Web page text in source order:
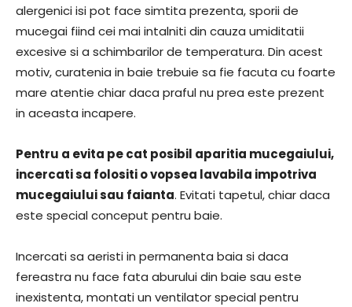
alergenici isi pot face simtita prezenta, sporii de
mucegai fiind cei mai intalniti din cauza umiditatii
excesive si a schimbarilor de temperatura. Din acest
motiv, curatenia in baie trebuie sa fie facuta cu foarte
mare atentie chiar daca praful nu prea este prezent
in aceasta incapere.
Pentru a evita pe cat posibil aparitia mucegaiului,
incercati sa folositi o vopsea lavabila impotriva
mucegaiului sau faianta. Evitati tapetul, chiar daca
este special conceput pentru baie.
Incercati sa aeristi in permanenta baia si daca
fereastra nu face fata aburului din baie sau este
inexistenta, montati un ventilator special pentru